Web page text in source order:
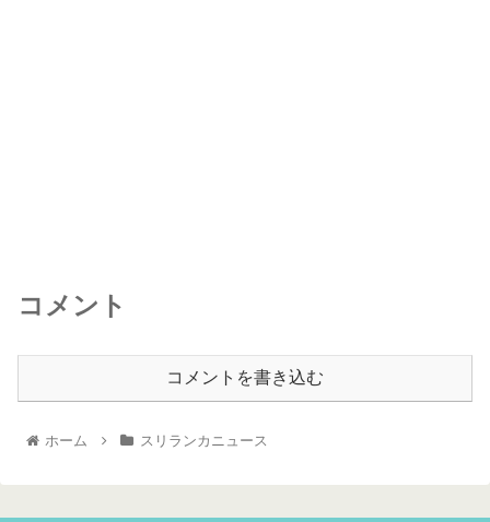
コメント
コメントを書き込む
ホーム スリランカニュース